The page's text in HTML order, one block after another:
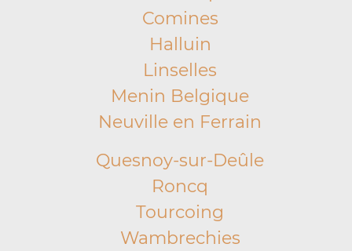
Comines
Halluin
Linselles
Menin Belgique
Neuville en Ferrain
Quesnoy-sur-Deûle
Roncq
Tourcoing
Wambrechies